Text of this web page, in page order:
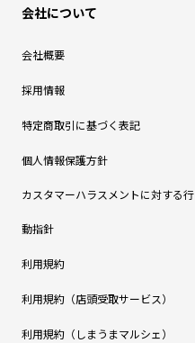
会社について
会社概要
採用情報
特定商取引に基づく表記
個人情報保護方針
カスタマーハラスメントに対する行
動指針
利用規約
利用規約（店頭受取サービス）
利用規約（しまうまマルシェ）